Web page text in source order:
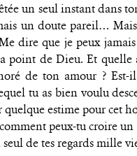
un seul instant dans
un doute pareil…
dire que je peux jamais
a point de Dieu. Et
de ton amour ?
tu as bien voulu
estime pour cet
peux-tu croire
de tes regards mille